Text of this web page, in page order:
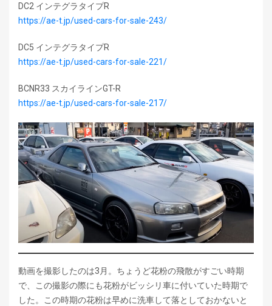
DC2 インテグラタイプR
https://ae-t.jp/used-cars-for-sale-243/
DC5 インテグラタイプR
https://ae-t.jp/used-cars-for-sale-221/
BCNR33 スカイラインGT-R
https://ae-t.jp/used-cars-for-sale-217/
動画を撮影したのは3月。ちょうど花粉の飛散がすごい時期
で、この撮影の際にも花粉がビッシリ車に付いていた時期で
した。この時期の花粉は早めに洗車して落としておかないと